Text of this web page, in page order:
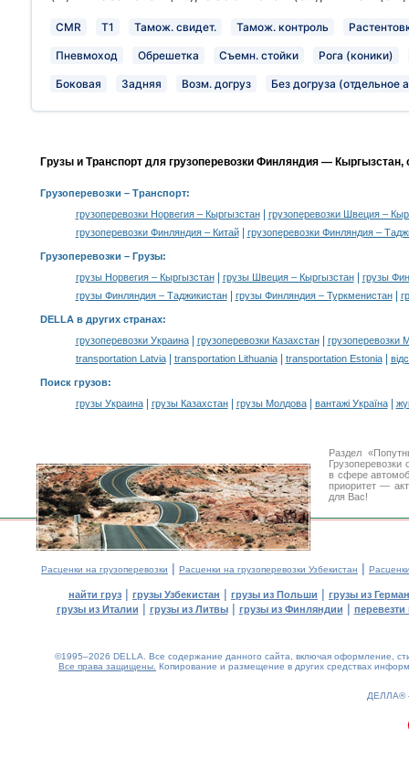
CMR T1 Тамож. свидет. Тамож. контроль
Пневмоход Обрешетка Съемн. стойки Рога (коники)
Боковая Задняя Возм. догруз Без догруза (отдельное
Грузы и Транспорт для грузоперевозки Финляндия — Кыргызстан,
Грузоперевозки – Транспорт:
грузоперевозки Норвегия – Кыргызстан|
грузоперевозки Швеция –
грузоперевозки Финляндия – Китай| грузоперевозки Финляндия –
Грузоперевозки – Грузы:
грузы Норвегия – Кыргызстан| грузы Швеция – Кыргызстан|
грузы
грузы Финляндия – Таджикистан| грузы Финляндия – Туркменистан|
DELLA в других странах:
грузоперевозки Украина| грузоперевозки Казахстан|
грузоперевозки
transportation Latvia| transportation Lithuania| transportation Estonia|
Поиск грузов:
грузы Украина| грузы Казахстан| грузы Молдова| вантажі Україна|
Раздел
в сфере
приоритет —
для Вас!
Расценки на грузоперевозки | Расценки на грузоперевозки Узбекистан |
найти груз | грузы Узбекистан | грузы из Польши | грузы из
грузы из Италии | грузы из Литвы| грузы из Финляндии | перевезти
©1995–2026 DELLA. Все содержание данного сайта, включая оформление,
Все права защищены. Копирование и размещение в других средствах